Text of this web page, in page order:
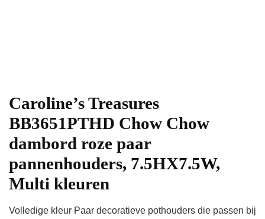
Caroline’s Treasures
BB3651PTHD Chow Chow
dambord roze paar
pannenhouders, 7.5HX7.5W,
Multi kleuren
Volledige kleur Paar decoratieve pothouders die passen bij